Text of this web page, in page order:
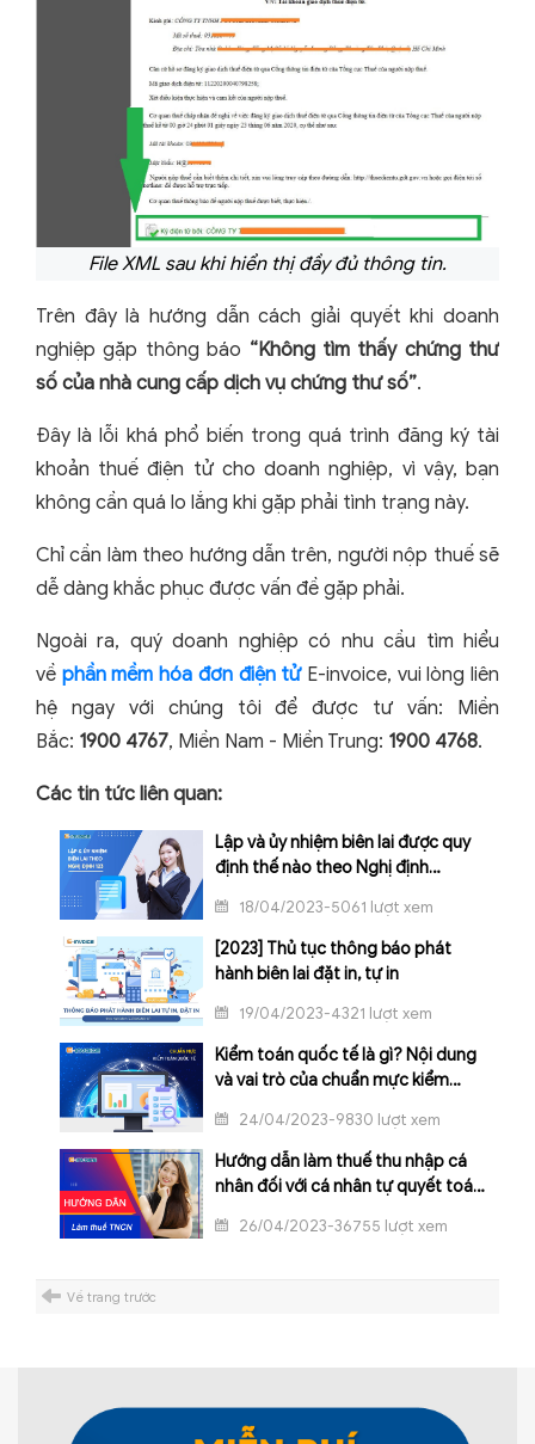
File XML sau khi hiển thị đầy đủ thông tin.
Trên đây là hướng dẫn cách giải quyết khi doanh
nghiệp gặp thông báo “Không tìm thấy chứng thư
số của nhà cung cấp dịch vụ chứng thư số”.
Đây là lỗi khá phổ biến trong quá trình đăng ký tài
khoản thuế điện tử cho doanh nghiệp, vì vậy, bạn
không cần quá lo lắng khi gặp phải tình trạng này.
Chỉ cần làm theo hướng dẫn trên, người nộp thuế sẽ
dễ dàng khắc phục được vấn đề gặp phải.
Ngoài ra, quý doanh nghiệp có nhu cầu tìm hiểu
về phần mềm hóa đơn điện tửE-invoice, vui lòng liên
hệ ngay với chúng tôi để được tư vấn: Miền
Bắc: 1900 4767, Miền Nam - Miền Trung: 1900 4768.
Các tin tức liên quan:
Lập và ủy nhiệm biên lai được quy
định thế nào theo Nghị định
18/04/2023-5061 lượt xem
[2023] Thủ tục thông báo phát
hành biên lai đặt in, tự in
19/04/2023-4321 lượt xem
Kiểm toán quốc tế là gì? Nội dung
và vai trò của chuẩn mực kiểm
24/04/2023-9830 lượt xem
Hướng dẫn làm thuế thu nhập cá
nhân đối với cá nhân tự quyết toán
26/04/2023-36755 lượt xem
Về trang trước